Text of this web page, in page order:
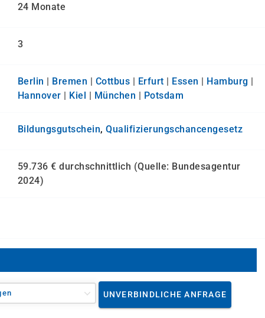
24 Monate
3
Berlin | Bremen | Cottbus | Erfurt | Essen | Hamburg |
Hannover | Kiel | München | Potsdam
Bildungsgutschein, Qualifizierungs­chancen­gesetz
59.736 € durchschnittlich (Quelle: Bundesagentur
2024)
UNVERBINDLICHE ANFRAGE